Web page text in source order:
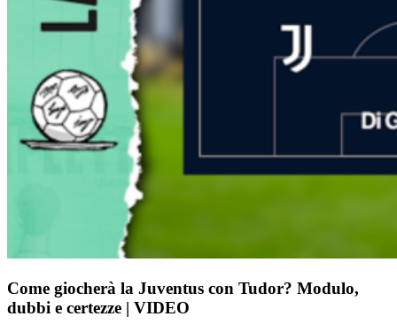
Come giocherà la Juventus con Tudor? Modulo,
dubbi e certezze | VIDEO